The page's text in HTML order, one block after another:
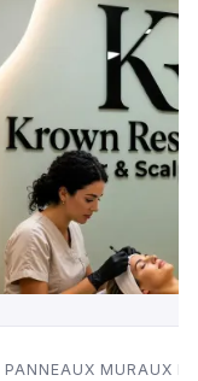
PANNEAUX MURAUX